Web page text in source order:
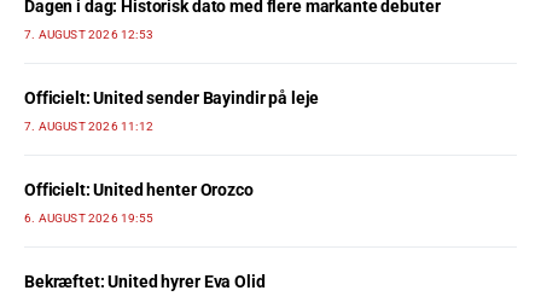
Dagen i dag: Historisk dato med flere markante debuter
7. AUGUST 2026 12:53
Officielt: United sender Bayindir på leje
7. AUGUST 2026 11:12
Officielt: United henter Orozco
6. AUGUST 2026 19:55
Bekræftet: United hyrer Eva Olid